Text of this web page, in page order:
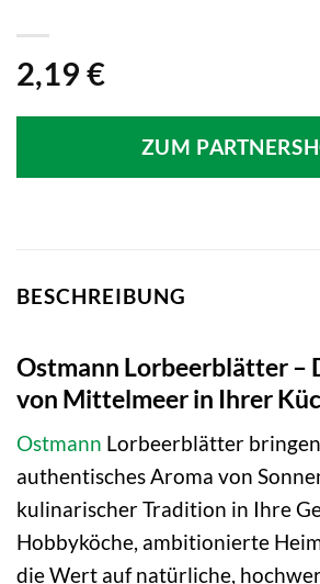
2,19 €
ZUM
BESCHREIBUNG
Ostmann Lorbeerblätter –
von Mittelmeer in Ihrer
Ostmann Lorbeerblätter
authentisches Aroma von
kulinarischer Tradition in Ihre
Hobbyköche, ambitionierte
die Wert auf natürliche,